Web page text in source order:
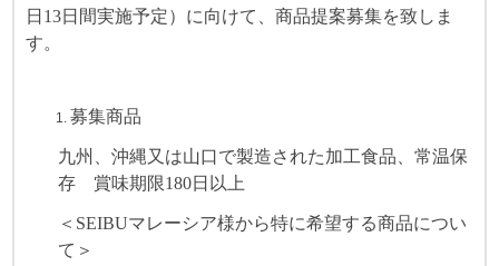
日13日間実施予定）に向けて、商品提案募集を致しま
す。
募集商品
九州、沖縄又は山口で製造された加工食品、常温保
存 賞味期限180日以上
＜SEIBUマレーシア様から特に希望する商品につい
て＞